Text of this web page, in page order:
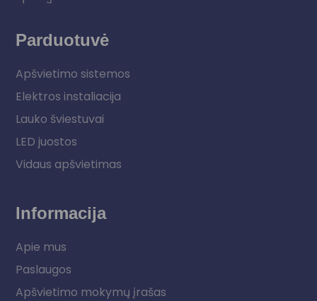
Parduotuvė
Apšvietimo sistemos
Elektros instaliacija
Lauko šviestuvai
LED juostos
Vidaus apšvietimas
Informacija
Apie mus
Paslaugos
Apšvietimo mokymų įrašas